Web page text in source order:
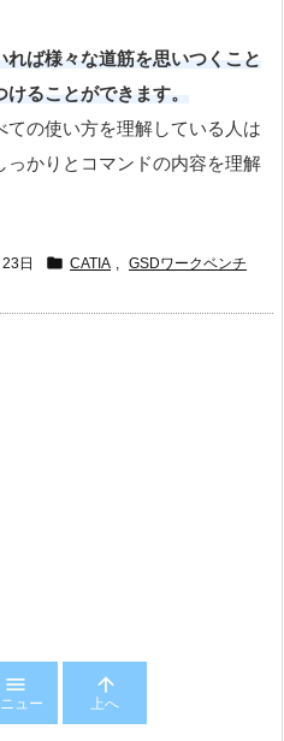
ば様々な道筋を思いつくこと
ることができます。
の使い方を理解している人は
かりとコマンドの内容を理解
日  CATIA GSDワークベンチ

ュー

上へ